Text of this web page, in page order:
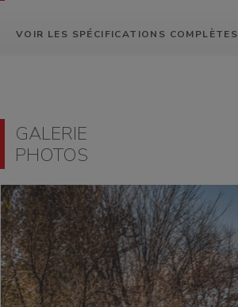
VOIR LES SPÉCIFICATIONS COMPLÈTES
GALERIE
PHOTOS